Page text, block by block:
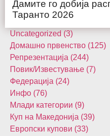
Дамите го добија
Таранто 2026
Uncategorized (3)
Домашнo првенство (125)
Репрезентација (244)
Повик/Известување (7)
Федерација (24)
Инфо (76)
Млади категории (9)
Куп на Македонија (39)
Европски купови (33)